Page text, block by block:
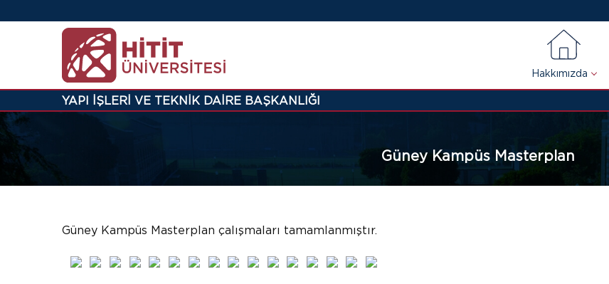
Hakkımızda
YAPI İŞLERİ VE TEKNİK DAİRE BAŞKANLIĞI
Güney Kampüs Masterplan
Güney Kampüs Masterplan çalışmaları tamamlanmıştır.